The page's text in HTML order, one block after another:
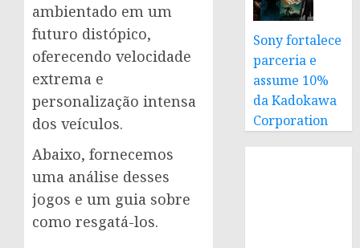
ambientado em um
futuro distópico,
oferecendo velocidade
extrema e
personalização intensa
dos veículos.
Abaixo, fornecemos
uma análise desses
jogos e um guia sobre
como resgatá-los.
Sony fortalece
parceria e
assume 10%
da Kadokawa
Corporation